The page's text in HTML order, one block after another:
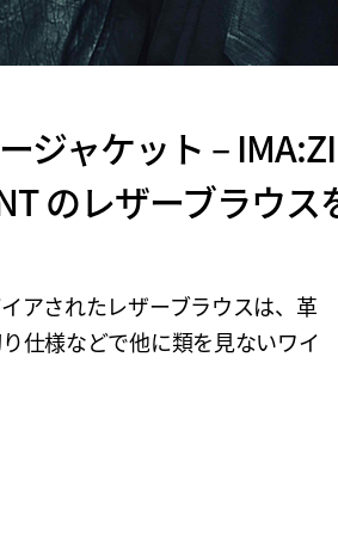
ジャケット –
のレザーブラウ
アされたレザーブラウスは、革
仕様などで他に類を見ないワイ